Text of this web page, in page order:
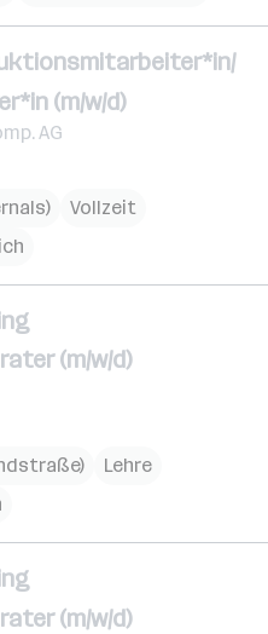
(m/w/d)
AG
Vollzeit
(m/w/d)
Lehre
(m/w/d)